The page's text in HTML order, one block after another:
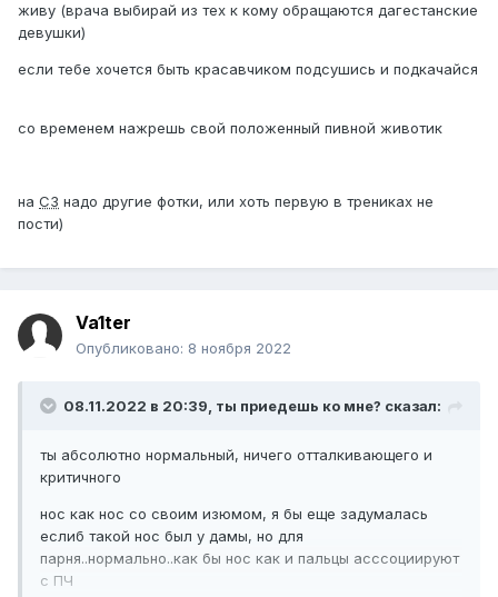
живу (врача выбирай из тех к кому обращаются дагестанские
девушки)
если тебе хочется быть красавчиком подсушись и подкачайся
со временем нажрешь свой положенный пивной животик
на СЗ надо другие фотки, или хоть первую в трениках не
пости)
Va1ter
Опубликовано: 8 ноября 2022
08.11.2022 в 20:39, ты приедешь ко мне? сказал:
ты абсолютно нормальный, ничего отталкивающего и
критичного
нос как нос со своим изюмом, я бы еще задумалась
еслиб такой нос был у дамы, но для
парня..нормально..как бы нос как и пальцы асссоциируют
с ПЧ